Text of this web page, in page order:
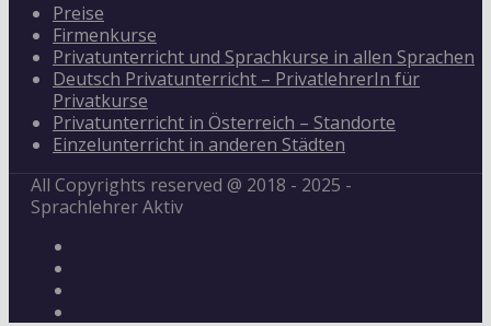
Preise
Firmenkurse
Privatunterricht und Sprachkurse in allen Sprachen
Deutsch Privatunterricht – PrivatlehrerIn für
Privatkurse
Privatunterricht in Österreich – Standorte
Einzelunterricht in anderen Städten
All Copyrights reserved @ 2018 - 2025 -
Sprachlehrer Aktiv